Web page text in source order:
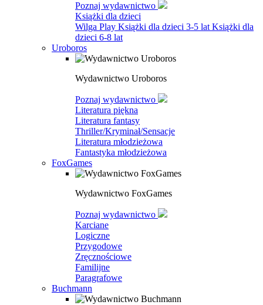
Poznaj wydawnictwo
Książki dla dzieci
Wilga Play Książki dla dzieci 3-5 lat Książki dla
dzieci 6-8 lat
Uroboros
Wydawnictwo Uroboros
Poznaj wydawnictwo
Literatura piękna
Literatura fantasy
Thriller/Kryminał/Sensacje
Literatura młodzieżowa
Fantastyka młodzieżowa
FoxGames
Wydawnictwo FoxGames
Poznaj wydawnictwo
Karciane
Logiczne
Przygodowe
Zręcznościowe
Familijne
Paragrafowe
Buchmann